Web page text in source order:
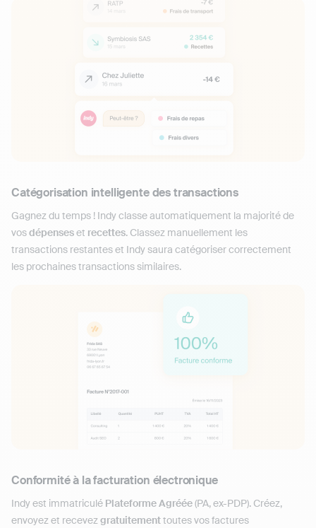
Catégorisation intelligente des transactions
Gagnez du temps ! Indy classe automatiquement la majorité de
vosdépenseset recettes. Classez manuellement les
transactions restantes et Indy saura catégoriser correctement
les prochaines transactions similaires.
Conformité à la facturation électronique
Indy est immatriculé Plateforme Agréée(PA, ex-PDP). Créez,
envoyez et recevezgratuitementtoutes vos factures